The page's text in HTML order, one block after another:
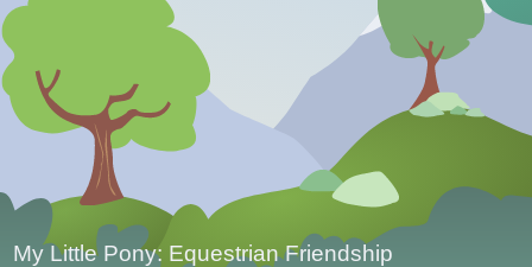
My Little Pony: Equestrian Friendship